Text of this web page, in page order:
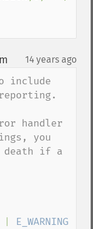
14 years ago
include
handler
you
death if a